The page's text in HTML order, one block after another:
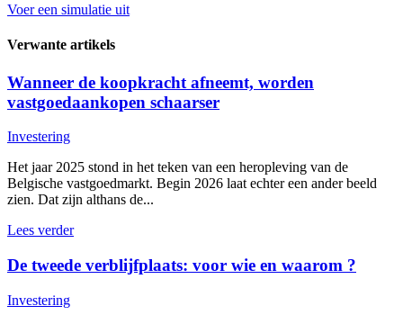
Voer een simulatie uit
Verwante artikels
Wanneer de koopkracht afneemt, worden
vastgoedaankopen schaarser
Investering
Het jaar 2025 stond in het teken van een heropleving van de
Belgische vastgoedmarkt. Begin 2026 laat echter een ander beeld
zien. Dat zijn althans de...
Lees verder
De tweede verblijfplaats: voor wie en waarom ?
Investering